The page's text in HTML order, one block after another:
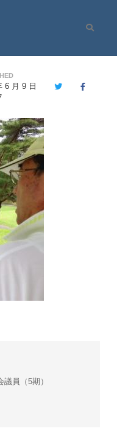
Site
6 月 9 日
TwitterFacebook
議員（5期）